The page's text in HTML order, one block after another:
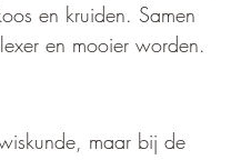
en kruiden. Samen
en mooier worden.
maar bij de